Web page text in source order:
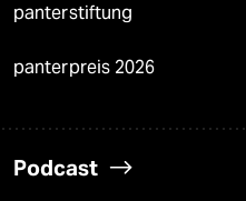
panterstiftung
panterpreis 2026
Podcast